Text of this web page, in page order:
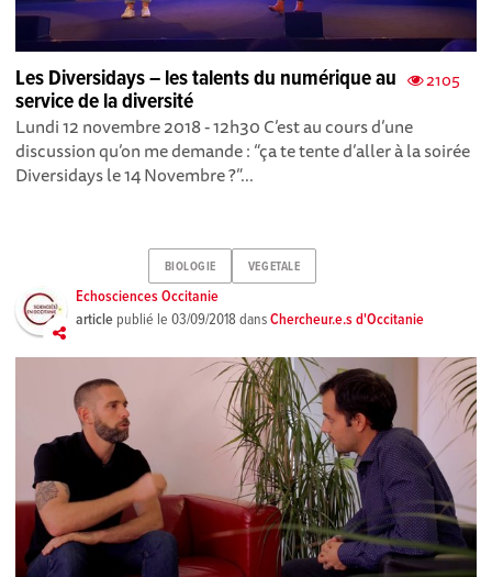
2105
Les Diversidays – les talents du numérique au
service de la diversité
Lundi 12 novembre 2018 - 12h30 C’est au cours d’une
discussion qu’on me demande : “ça te tente d’aller à la soirée
Diversidays le 14 Novembre ?”...
BIOLOGIE VEGETALE
Echosciences Occitanie
article publié le03/09/2018 dansChercheur.e.s d'Occitanie